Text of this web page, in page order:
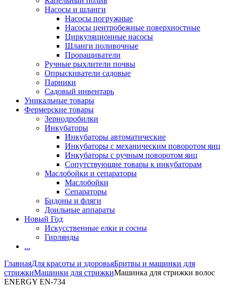
Насосы и шланги
Насосы погружные
Насосы центробежные поверхностные
Циркуляционные насосы
Шланги поливочные
Проращиватели
Ручные рыхлители почвы
Опрыскиватели садовые
Парники
Садовый инвентарь
Уникальные товары
Фермерские товары
Зернодробилки
Инкубаторы
Инкубаторы автоматические
Инкубаторы с механическим поворотом яиц
Инкубаторы с ручным поворотом яиц
Сопутствующие товары к инкубаторам
Маслобойки и сепараторы
Маслобойки
Сепараторы
Бидоны и фляги
Доильные аппараты
Новый Год
Искусственные елки и сосны
Гирлянды
...
ГлавнаяДля красоты и здоровьяБритвы и машинки для
стрижкиМашинки для стрижкиМашинка для стрижки волос
ENERGY EN-734